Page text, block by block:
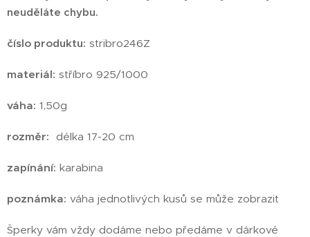
neuděláte chybu.
číslo produktu: stribro246Z
materiál: stříbro 925/1000
váha: 1,50g
rozměr: délka 17-20 cm
zapínání: karabina
poznámka: váha jednotlivých kusů se může zobrazit
Šperky vám vždy dodáme nebo předáme v dárkové